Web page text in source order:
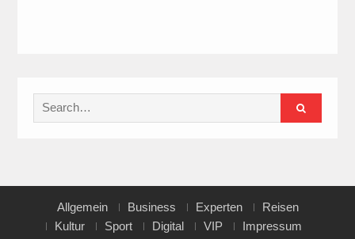
Search
for:
Allgemein Business Experten
Reisen
Kultur
Sport Digital VIP
Impressum